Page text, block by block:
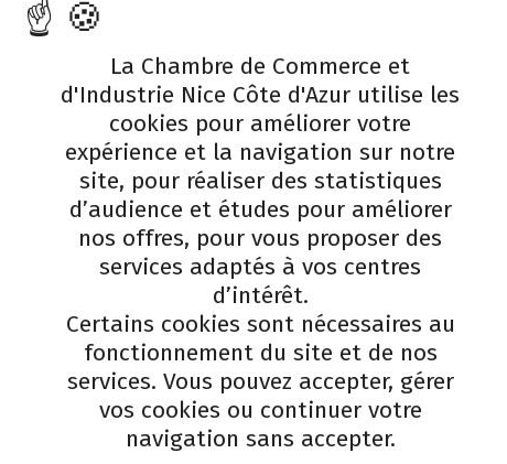
financières pouvant aller de 5 à 200 k€
concernent :
L’acquisition de véhicules électriques,
L’équipement de réduction et de
L’installation de luminaire d’éclairage
La construction d’abris pour vélos,
La mise en place d’un composteur
Les travaux de rénovation des
La mise en œuvre de l’écolabel
Les études sur les émissions de
Vous souhaitez en savoir plus sur les
d’attribution des aides ou encore être
Inscrivez-vous au webinaire de
La Chambre de Commerce et
d'Industrie Nice Côte d'Azur utilise les
cookies pour améliorer votre
expérience et la navigation sur notre
site, pour réaliser des statistiques
d’audience et études pour améliorer
nos offres, pour vous proposer des
services adaptés à vos centres
d’intérêt.
Certains cookies sont nécessaires au
fonctionnement du site et de nos
services. Vous pouvez accepter, gérer
vos cookies ou continuer votre
navigation sans accepter.